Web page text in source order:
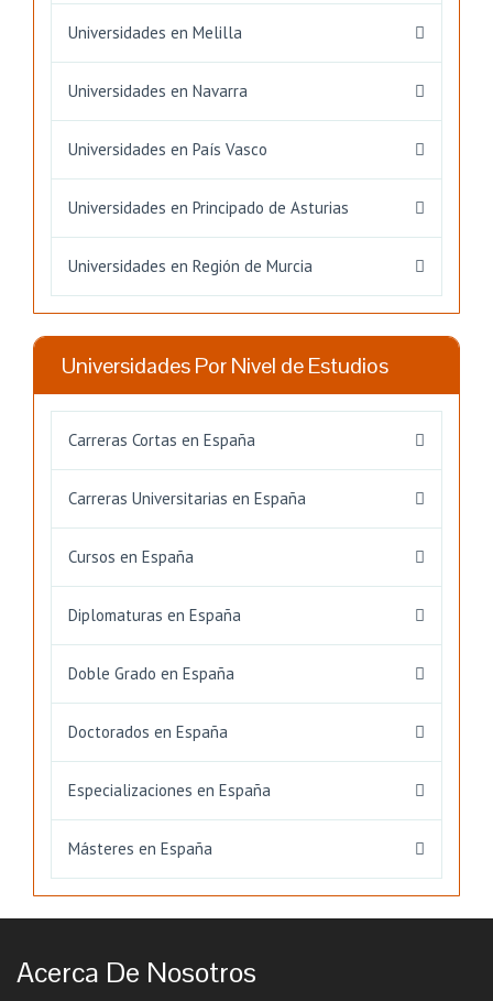
Universidades en Melilla
Universidades en Navarra
Universidades en País Vasco
Universidades en Principado de Asturias
Universidades en Región de Murcia
Universidades Por Nivel de Estudios
Carreras Cortas en España
Carreras Universitarias en España
Cursos en España
Diplomaturas en España
Doble Grado en España
Doctorados en España
Especializaciones en España
Másteres en España
Acerca De Nosotros